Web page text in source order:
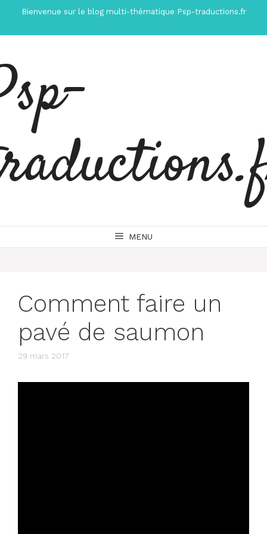
contenu
Bienvenue sur le blog multi-thématique Psp-traductions.fr
MENU
Comment faire un
pavé de saumon
29 mars 2017